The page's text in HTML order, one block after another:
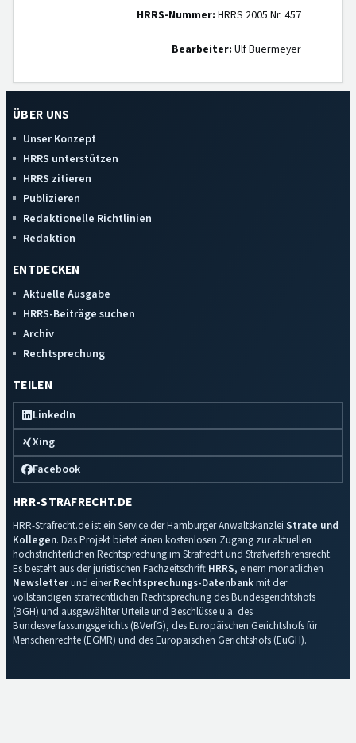
HRRS-Nummer: HRRS 2005 Nr. 457
Bearbeiter: Ulf Buermeyer
ÜBER UNS
Unser Konzept
HRRS unterstützen
HRRS zitieren
Publizieren
Redaktionelle Richtlinien
Redaktion
ENTDECKEN
Aktuelle Ausgabe
HRRS-Beiträge suchen
Archiv
Rechtsprechung
TEILEN
LinkedIn
Xing
Facebook
HRR-STRAFRECHT.DE
HRR-Strafrecht.de ist ein Service der Hamburger Anwaltskanzlei Strate und
Kollegen. Das Projekt bietet einen kostenlosen Zugang zur aktuellen
höchstrichterlichen Rechtsprechung im Strafrecht und Strafverfahrensrecht.
Es besteht aus der juristischen Fachzeitschrift HRRS, einem monatlichen
Newsletterund einerRechtsprechungs-Datenbankmit der
vollständigen strafrechtlichen Rechtsprechung des Bundesgerichtshofs
(BGH) und ausgewählter Urteile und Beschlüsse u.a. des
Bundesverfassungsgerichts (BVerfG), des Europäischen Gerichtshofs für
Menschenrechte (EGMR) und des Europäischen Gerichtshofs (EuGH).